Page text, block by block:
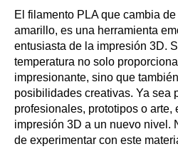
El filamento PLA que cambia
amarillo, es una herramienta
entusiasta de la impresión 3D.
temperatura no solo
impresionante, sino que
posibilidades creativas. Ya sea
profesionales, prototipos o arte,
impresión 3D a un nuevo nivel.
de experimentar con este